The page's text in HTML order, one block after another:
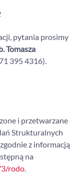
pytania prosimy
Tomasza
395 4316).
i przetwarzane
Strukturalnych
z informacją
na
rodo.